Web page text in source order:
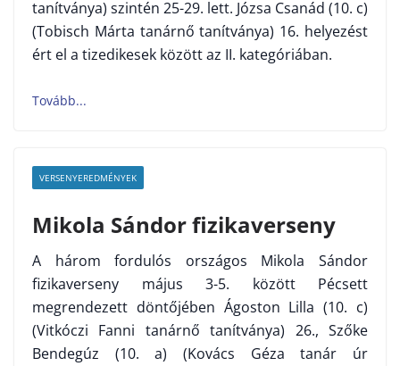
tanítványa) szintén 25-29. lett. Józsa Csanád (10. c)
(Tobisch Márta tanárnő tanítványa) 16. helyezést
ért el a tizedikesek között az II. kategóriában.
VERSENYEREDMÉNYEK
Mikola Sándor fizikaverseny
A három fordulós országos Mikola Sándor
fizikaverseny május 3-5. között Pécsett
megrendezett döntőjében Ágoston Lilla (10. c)
(Vitkóczi Fanni tanárnő tanítványa) 26., Szőke
Bendegúz (10. a) (Kovács Géza tanár úr